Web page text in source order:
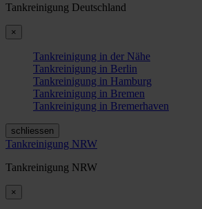
Tankreinigung Deutschland
×
Tankreinigung in der Nähe
Tankreinigung in Berlin
Tankreinigung in Hamburg
Tankreinigung in Bremen
Tankreinigung in Bremerhaven
schliessen
Tankreinigung NRW
Tankreinigung NRW
×